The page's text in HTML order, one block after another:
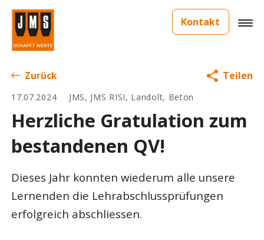
Kontakt
Zurück
17.07.2024 JMS, JMS RISI, Landolt, Beton
Teilen
Herzliche Gratulation zum
bestandenen QV!
Dieses Jahr konnten wiederum alle unsere
Lernenden die Lehrabschlussprüfungen
erfolgreich abschliessen.